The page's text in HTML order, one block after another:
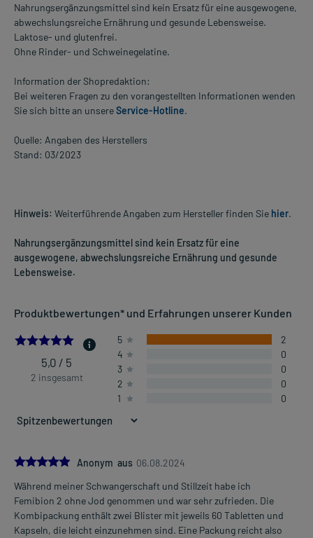
Nahrungsergänzungsmittel sind kein Ersatz für eine ausgewogene,
abwechslungsreiche Ernährung und gesunde Lebensweise.
Laktose- und glutenfrei.
Ohne Rinder- und Schweinegelatine.
Information der Shopredaktion:
Bei weiteren Fragen zu den vorangestellten Informationen wenden
Sie sich bitte an unsereService-Hotline.
Quelle: Angaben des Herstellers
Stand: 03/2023
Hinweis: Weiterführende Angaben zum Hersteller finden Sie hier.
Nahrungsergänzungsmittel sind kein Ersatz für eine
ausgewogene, abwechslungsreiche Ernährung und gesunde
Lebensweise.
Produktbewertungen* und Erfahrungen unserer Kunden
5.0
5,0 / 5
2 insgesamt
5
2
4
0
3
0
2
0
1
0
5.0Anonym aus 06.08.2024
Während meiner Schwangerschaft und Stillzeit habe ich
Femibion 2 ohne Jod genommen und war sehr zufrieden. Die
Kombipackung enthält zwei Blister mit jeweils 60 Tabletten und
Kapseln, die leicht einzunehmen sind. Eine Packung reicht also